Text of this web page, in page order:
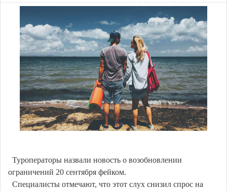
Туроператоры назвали новость о возобновлении
ограничений 20 сентября фейком.
Специалисты отмечают, что этот слух снизил спрос на